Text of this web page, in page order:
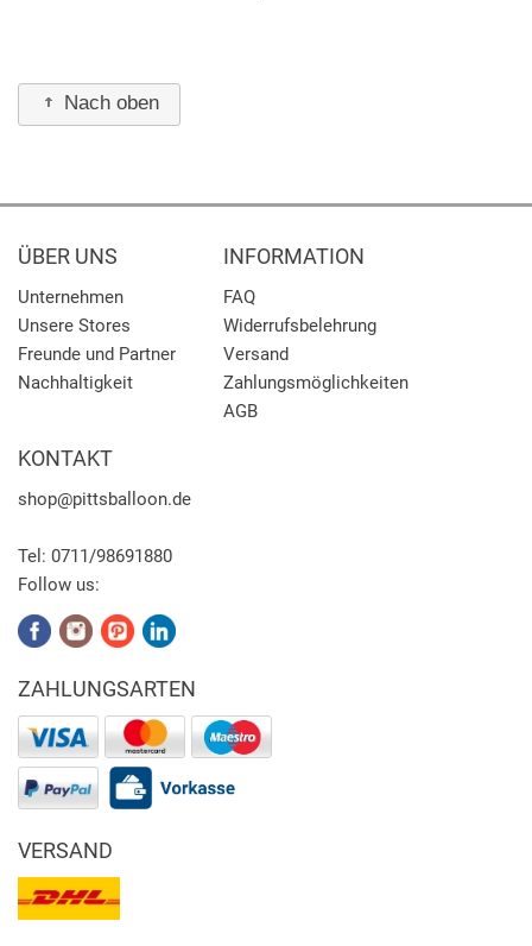
Nach oben
ÜBER UNS
Unternehmen
Unsere Stores
Freunde und Partner
Nachhaltigkeit
INFORMATION
FAQ
Widerrufsbelehrung
Versand
Zahlungsmöglichkeiten
AGB
KONTAKT
shop@pittsballoon.de
Tel: 0711/98691880
Follow us:
ZAHLUNGSARTEN
VERSAND